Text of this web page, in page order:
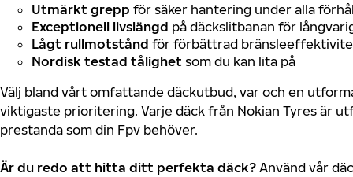
Utmärkt grepp för säker hantering under alla
Exceptionell livslängd på däckslitbanan för
Lågt rullmotstånd för förbättrad
Nordisk testad tålighet som du kan lita på
Välj bland vårt omfattande däckutbud, var och en
viktigaste prioritering. Varje däck från Nokian Tyres är
prestanda som din Fpv behöver.
Är du redo att hitta ditt perfekta däck? Använd vår